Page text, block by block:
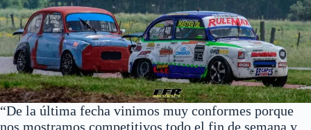
“De la última fecha vinimos muy conformes porque
nos mostramos competitivos todo el fin de semana y